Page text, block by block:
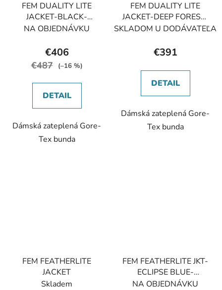
FEM DUALITY LITE
JACKET-BLACK-
UK8/XS dámská bunda
NA OBJEDNÁVKU
€406
€487 (–16 %)
DETAIL
Dámská zateplená Gore-
Tex bunda
FEM DUALITY LITE
JACKET-DEEP FOREST-
UK10/S dámská bunda
SKLADOM U DODÁVATEĽA
€391
DETAIL
Dámská zateplená Gore-
Tex bunda
FEM FEATHERLITE
JACKET
Skladem
FEM FEATHERLITE JKT-
ECLIPSE BLUE-
UK6/XXS dámská bunda
NA OBJEDNÁVKU